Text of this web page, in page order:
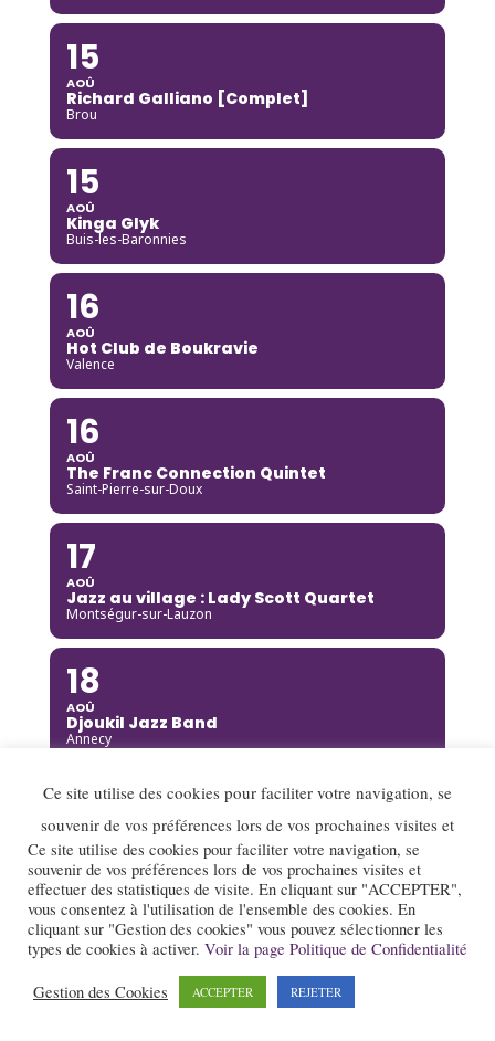
15
AOÛ
Richard Galliano [Complet]
Brou
15
AOÛ
Kinga Glyk
Buis-les-Baronnies
16
AOÛ
Hot Club de Boukravie
Valence
16
AOÛ
The Franc Connection Quintet
Saint-Pierre-sur-Doux
17
AOÛ
Jazz au village : Lady Scott Quartet
Montségur-sur-Lauzon
18
AOÛ
Djoukil Jazz Band
Annecy
18
AOÛ
Camille Heim Quintet
La Garde-Adhémar
18
AOÛ
Annecy
Ce site utilise des cookies pour faciliter votre navigation, se
souvenir de vos préférences lors de vos prochaines visites et
Ce site utilise des cookies pour faciliter votre navigation, se
souvenir de vos préférences lors de vos prochaines visites et
effectuer des statistiques de visite. En cliquant sur "ACCEPTER",
vous consentez à l'utilisation de l'ensemble des cookies. En
cliquant sur "Gestion des cookies" vous pouvez sélectionner les
types de cookies à activer. Voir la page Politique de Confidentialité
Gestion des Cookies ACCEPTER REJETER